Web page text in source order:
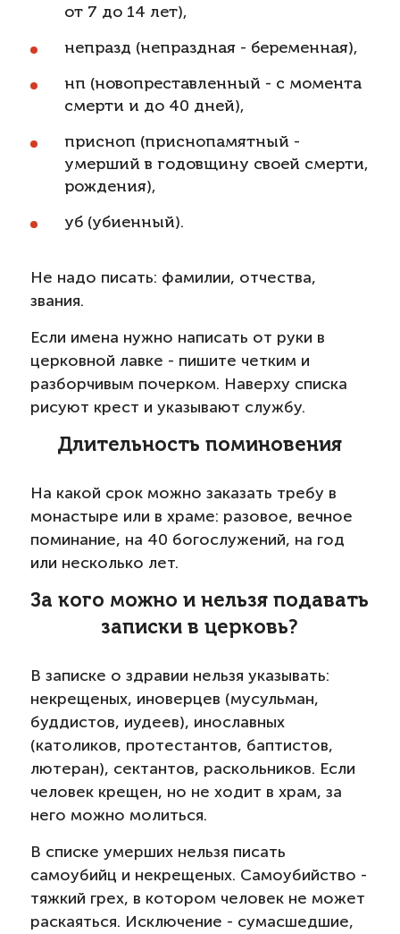
от 7 до 14 лет),
непразд (непраздная - беременная),
нп (новопреставленный - с момента
смерти и до 40 дней),
присноп (приснопамятный -
умерший в годовщину своей смерти,
рождения),
уб (убиенный).
Не надо писать: фамилии, отчества,
звания.
Если имена нужно написать от руки в
церковной лавке - пишите четким и
разборчивым почерком. Наверху списка
рисуют крест и указывают службу.
Длительность поминовения
На какой срок можно заказать требу в
монастыре или в храме: разовое, вечное
поминание, на 40 богослужений, на год
или несколько лет.
За кого можно и нельзя подавать
записки в церковь?
В записке о здравии нельзя указывать:
некрещеных, иноверцев (мусульман,
буддистов, иудеев), инославных
(католиков, протестантов, баптистов,
лютеран), сектантов, раскольников. Если
человек крещен, но не ходит в храм, за
него можно молиться.
В списке умерших нельзя писать
самоубийц и некрещеных. Самоубийство -
тяжкий грех, в котором человек не может
раскаяться. Исключение - сумасшедшие,